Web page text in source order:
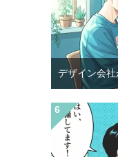
デザイン会